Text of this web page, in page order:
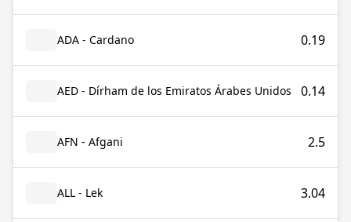
ADA - Cardano 0.19
AED - Dírham de los Emiratos Árabes Unidos 0.14
AFN - Afgani 2.5
ALL - Lek 3.04